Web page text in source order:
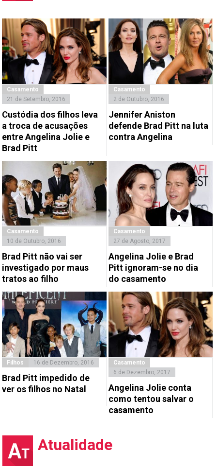
Casamento
21 de Setembro, 2016
Custódia dos filhos leva
a troca de acusações
entre Angelina Jolie e
Brad Pitt
Casamento
2 de Outubro, 2016
Jennifer Aniston
defende Brad Pitt na luta
contra Angelina
Casamento
10 de Outubro, 2016
Brad Pitt não vai ser
investigado por maus
tratos ao filho
Casamento
27 de Agosto, 2017
Angelina Jolie e Brad
Pitt ignoram-se no dia
do casamento
Filhos 16 de Dezembro, 2016
Brad Pitt impedido de
ver os filhos no Natal
Casamento
6 de Dezembro, 2017
Angelina Jolie conta
como tentou salvar o
casamento
Atualidade